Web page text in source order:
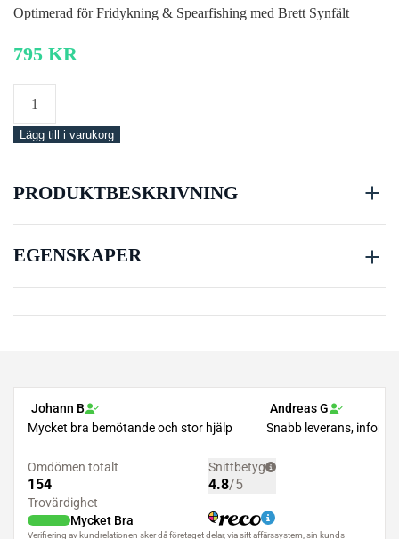
Optimerad för Fridykning & Spearfishing med Brett Synfält
795 KR
Spyder
Lägg till i varukorg
PRODUKTBESKRIVNING
EGENSKAPER